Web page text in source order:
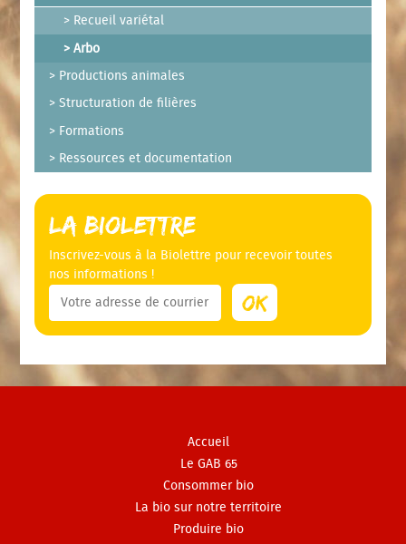
Recueil variétal
Arbo
Productions animales
Structuration de filières
Formations
Ressources et documentation
La Biolettre
Inscrivez-vous à la Biolettre pour recevoir toutes
nos informations !
Accueil
Le GAB 65
Consommer bio
La bio sur notre territoire
Produire bio